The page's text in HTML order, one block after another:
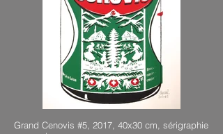
Grand Cenovis #5, 2017, 40x30 cm, sérigraphie